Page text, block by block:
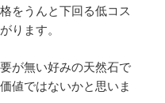
をうんと下回る低コス
ります。
が無い好みの天然石で
値ではないかと思いま